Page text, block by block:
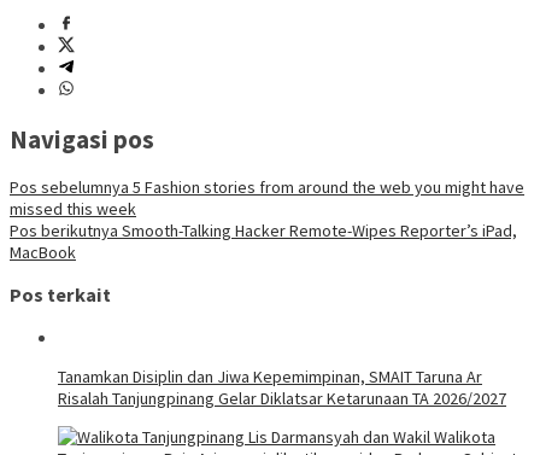
Navigasi pos
Pos sebelumnya 5 Fashion stories from around the web you might have
missed this week
Pos berikutnya Smooth-Talking Hacker Remote-Wipes Reporter’s iPad,
MacBook
Pos terkait
Tanamkan Disiplin dan Jiwa Kepemimpinan, SMAIT Taruna Ar
Risalah Tanjungpinang Gelar Diklatsar Ketarunaan TA 2026/2027